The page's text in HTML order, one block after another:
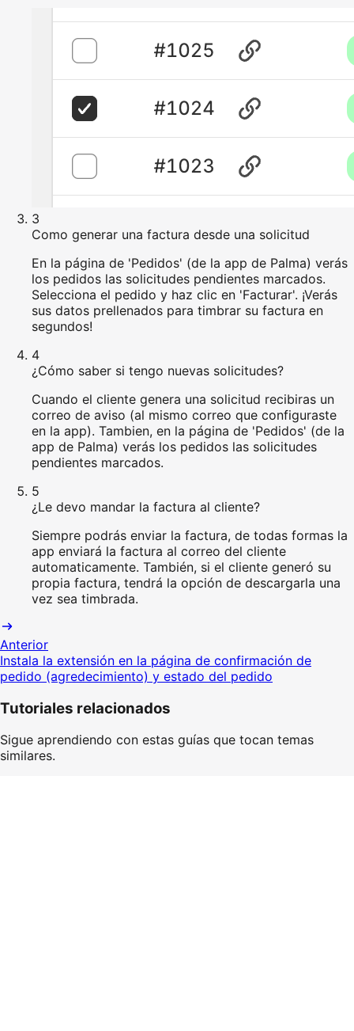
3
Como generar una factura desde una solicitud
En la página de 'Pedidos' (de la app de Palma) verás
los pedidos las solicitudes pendientes marcados.
Selecciona el pedido y haz clic en 'Facturar'. ¡Verás
sus datos prellenados para timbrar su factura en
segundos!
4
¿Cómo saber si tengo nuevas solicitudes?
Cuando el cliente genera una solicitud recibiras un
correo de aviso (al mismo correo que configuraste
en la app). Tambien, en la página de 'Pedidos' (de la
app de Palma) verás los pedidos las solicitudes
pendientes marcados.
5
¿Le devo mandar la factura al cliente?
Siempre podrás enviar la factura, de todas formas la
app enviará la factura al correo del cliente
automaticamente. También, si el cliente generó su
propia factura, tendrá la opción de descargarla una
vez sea timbrada.
Anterior
Instala la extensión en la página de confirmación de
pedido (agredecimiento) y estado del pedido
Tutoriales relacionados
Sigue aprendiendo con estas guías que tocan temas
similares.